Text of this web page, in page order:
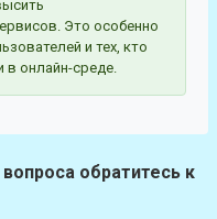
Это особенно
и тех, кто
в онлайн-среде.
обратитесь к